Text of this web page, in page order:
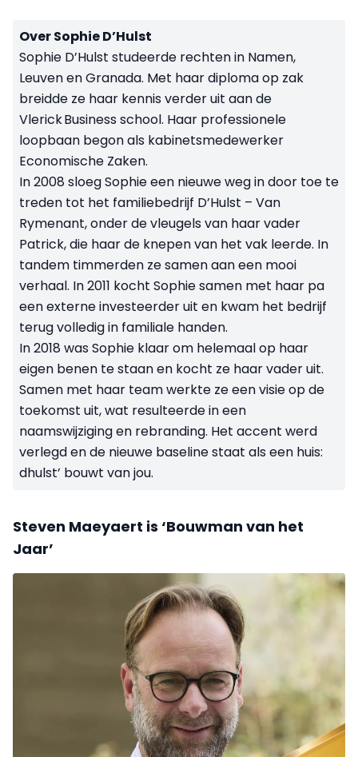
Over Sophie D’Hulst
Sophie D’Hulst studeerde rechten in Namen,
Leuven en Granada. Met haar diploma op zak
breidde ze haar kennis verder uit aan de
Vlerick Business school. Haar professionele
loopbaan begon als kabinetsmedewerker
Economische Zaken.
In 2008 sloeg Sophie een nieuwe weg in door toe te
treden tot het familiebedrijf D’Hulst – Van
Rymenant, onder de vleugels van haar vader
Patrick, die haar de knepen van het vak leerde. In
tandem timmerden ze samen aan een mooi
verhaal. In 2011 kocht Sophie samen met haar pa
een externe investeerder uit en kwam het bedrijf
terug volledig in familiale handen.
In 2018 was Sophie klaar om helemaal op haar
eigen benen te staan en kocht ze haar vader uit.
Samen met haar team werkte ze een visie op de
toekomst uit, wat resulteerde in een
naamswijziging en rebranding. Het accent werd
verlegd en de nieuwe baseline staat als een huis:
dhulst’ bouwt van jou.
Steven Maeyaert is ‘Bouwman van het
Jaar’